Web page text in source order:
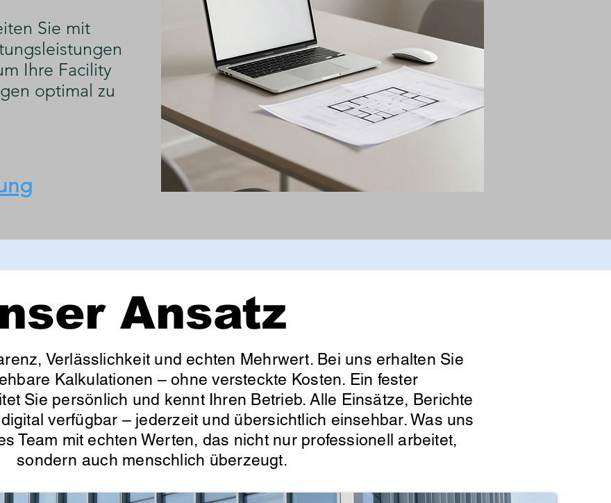
Sie mit
Ihre Facility
optimal zu
Ansatz
Verlässlichkeit und echten Mehrwert. Bei uns erhalten Sie
Kalkulationen – ohne versteckte Kosten. Ein fester
Sie persönlich und kennt Ihren Betrieb. Alle Einsätze, Berichte
verfügbar – jederzeit und übersichtlich einsehbar. Was uns
Team mit echten Werten, das nicht nur professionell arbeitet,
sondern auch menschlich überzeugt.